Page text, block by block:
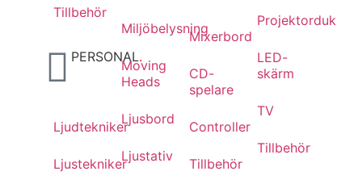
Tillbehör
PERSONAL.
Ljudtekniker
Ljustekniker
Miljöbelysning
Moving
Heads
Ljusbord
Ljustativ
Mixerbord
CD-
spelare
Controller
Tillbehör
Projektorduk
LED-
skärm
TV
Tillbehör